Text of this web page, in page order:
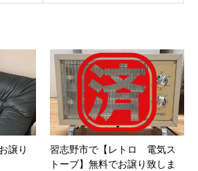
譲り
習志野市で【レトロ 電気ス
トーブ】無料でお譲り致しま